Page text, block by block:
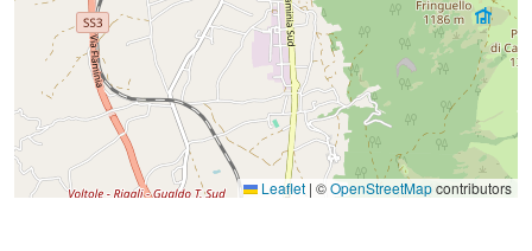
Leaflet | ©OpenStreetMapcontributors